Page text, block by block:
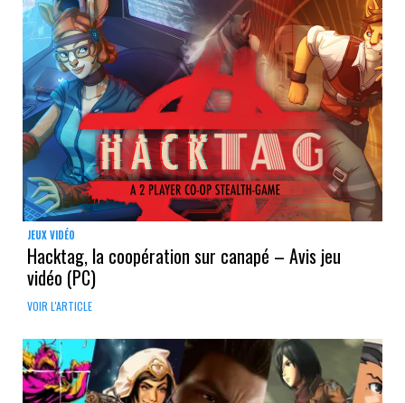
JEUX VIDÉO
Hacktag, la coopération sur canapé – Avis jeu
vidéo (PC)
VOIR L'ARTICLE